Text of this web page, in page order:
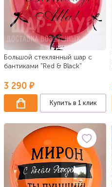
Большой стеклянный шар с
бантиками "Red & Black"
3 290 ₽
Купить в 1 клик